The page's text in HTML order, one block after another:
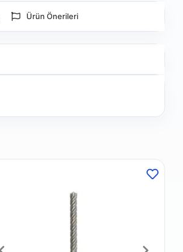
Ürün Önerileri